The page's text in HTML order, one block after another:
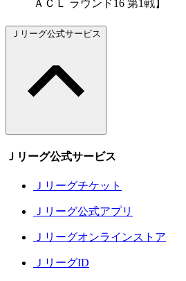
ＡＣＬ ラウンド16 第1戦】
Ｊリーグ公式サービス
Ｊリーグ公式サービス
Ｊリーグチケット
Ｊリーグ公式アプリ
Ｊリーグオンラインストア
ＪリーグID